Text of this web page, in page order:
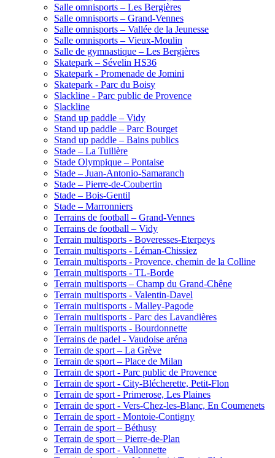
Salle omnisports – Les Bergières
Salle omnisports – Grand-Vennes
Salle omnisports – Vallée de la Jeunesse
Salle omnisports – Vieux-Moulin
Salle de gymnastique – Les Bergières
Skatepark – Sévelin HS36
Skatepark - Promenade de Jomini
Skatepark - Parc du Boisy
Slackline - Parc public de Provence
Slackline
Stand up paddle – Vidy
Stand up paddle – Parc Bourget
Stand up paddle – Bains publics
Stade – La Tuilière
Stade Olympique – Pontaise
Stade – Juan-Antonio-Samaranch
Stade – Pierre-de-Coubertin
Stade – Bois-Gentil
Stade – Marronniers
Terrains de football – Grand-Vennes
Terrains de football – Vidy
Terrain multisports - Boveresses-Eterpeys
Terrain multisports - Léman-Chissiez
Terrain multisports - Provence, chemin de la Colline
Terrain multisports - TL-Borde
Terrain multisports – Champ du Grand-Chêne
Terrain multisports - Valentin-Davel
Terrain multisports - Malley-Pagode
Terrain multisports - Parc des Lavandières
Terrain multisports - Bourdonnette
Terrains de padel - Vaudoise aréna
Terrain de sport – La Grève
Terrain de sport – Place de Milan
Terrain de sport - Parc public de Provence
Terrain de sport - City-Blécherette, Petit-Flon
Terrain de sport - Primerose, Les Plaines
Terrain de sport - Vers-Chez-les-Blanc, En Coumenets
Terrain de sport - Montoie-Contigny
Terrain de sport – Béthusy
Terrain de sport – Pierre-de-Plan
Terrain de sport - Vallonnette